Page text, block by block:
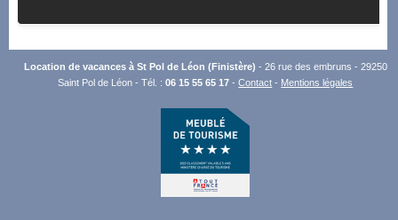
Location de vacances à St Pol de Léon (Finistère) - 26 rue des embruns - 29250
Saint Pol de Léon - Tél. :06 15 55 65 17 -Contact - Mentions légales